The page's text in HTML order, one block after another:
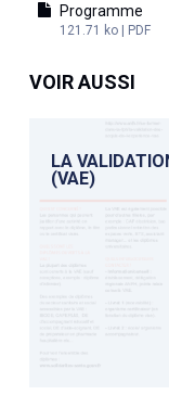
Programme
121.71 ko | PDF
VOIR AUSSI
LA
(VAE)